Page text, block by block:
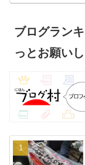
ブログラン
っとお願いし